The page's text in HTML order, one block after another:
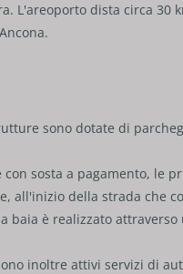
L'areoporto dista circa 30
sono dotate di
sosta a pagamento, le
all'inizio della strada che
baia è realizzato attraverso
inoltre attivi servizi di